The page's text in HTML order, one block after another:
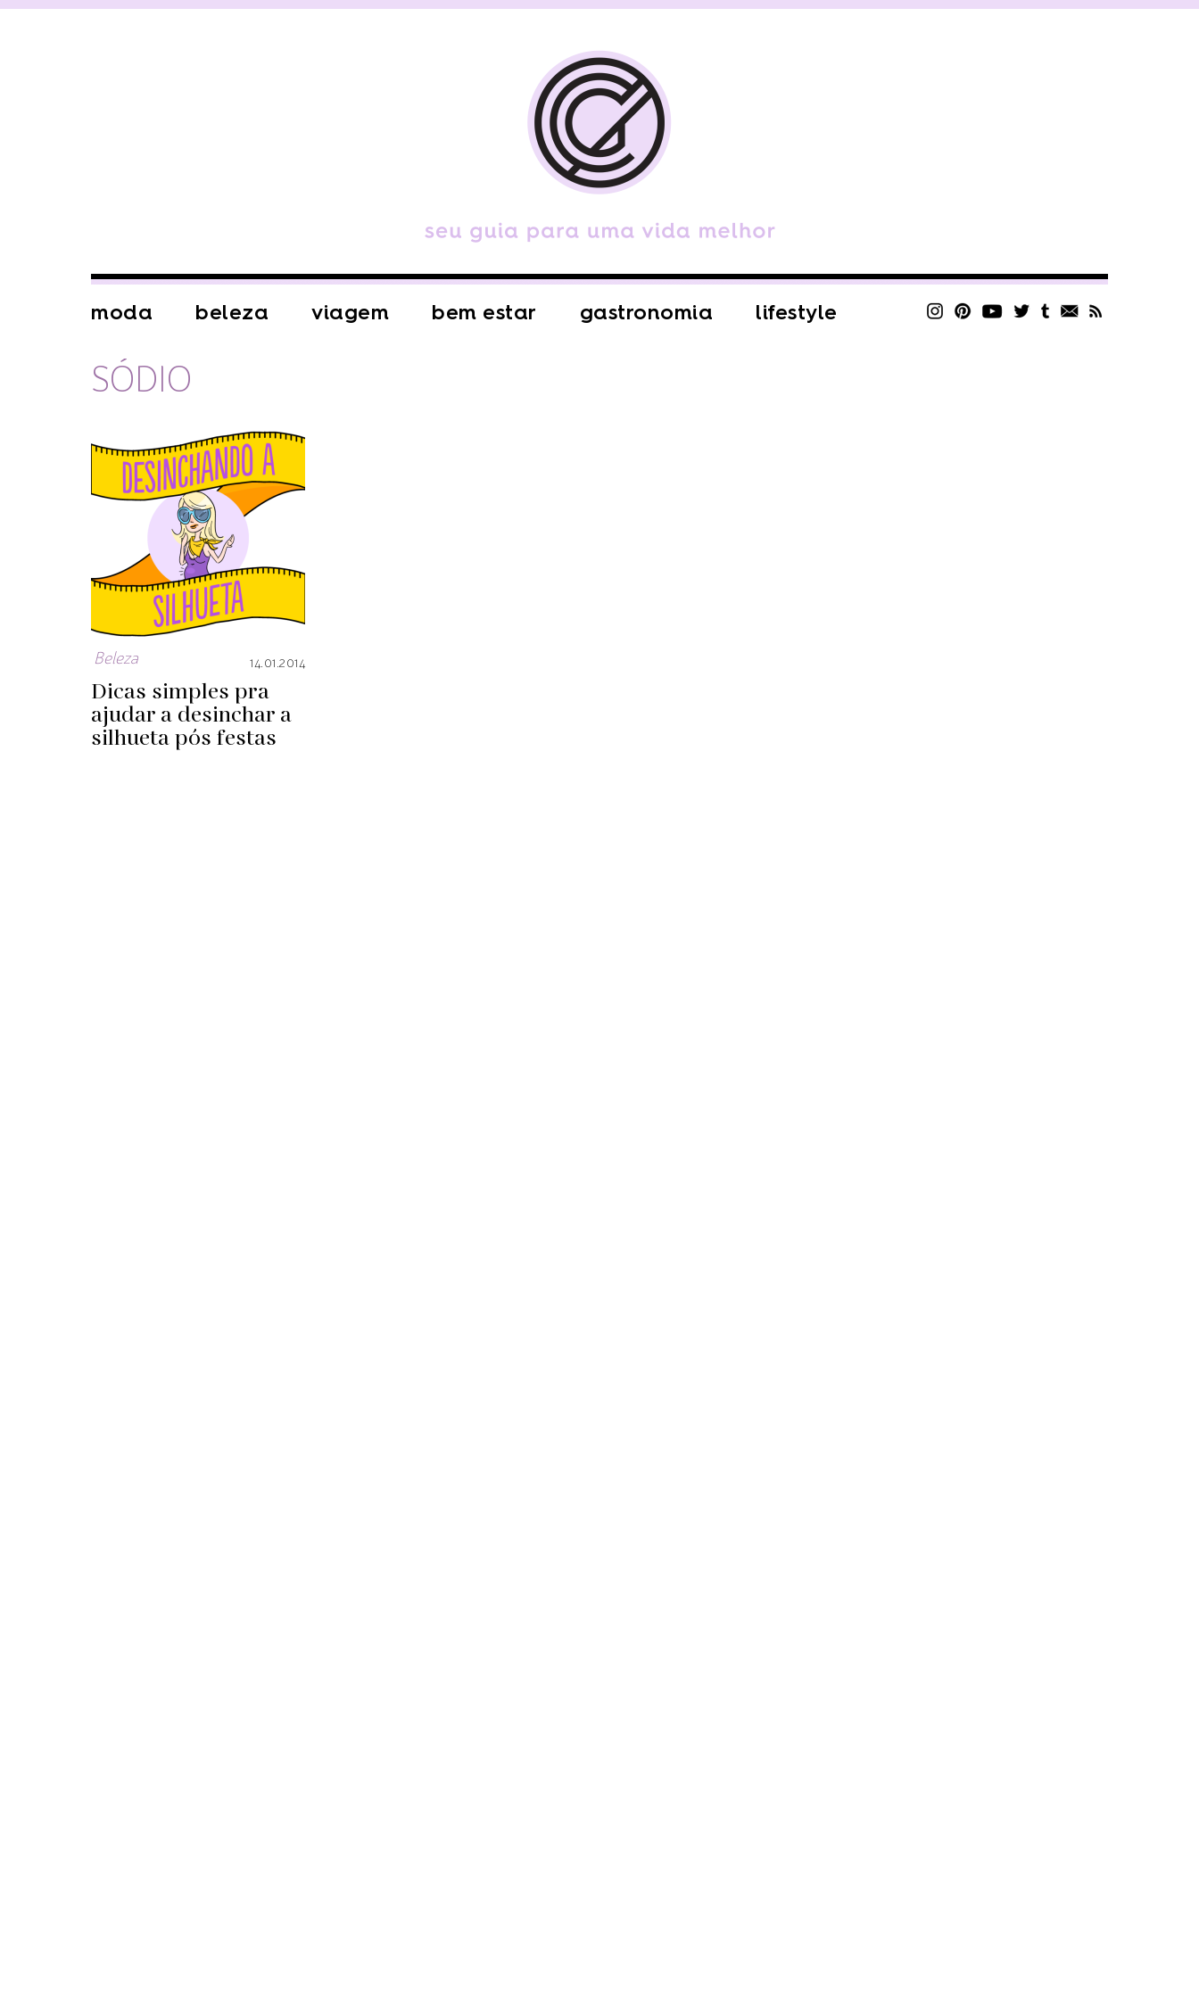
moda beleza viagem bem estar gastronomia lifestyle
SÓDIO
Beleza 14.01.2014
Dicas simples pra
ajudar a desinchar a
silhueta pós festas